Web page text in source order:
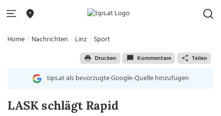
Home Nachrichten Linz Sport
Drucken Kommentare Teilen
tips.at als bevorzugte Google-Quelle hinzufügen
LASK schlägt Rapid